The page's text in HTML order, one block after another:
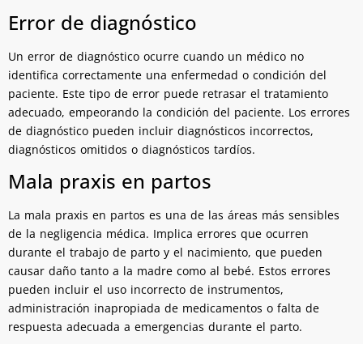
Error de diagnóstico
Un error de diagnóstico ocurre cuando un médico no
identifica correctamente una enfermedad o condición del
paciente. Este tipo de error puede retrasar el tratamiento
adecuado, empeorando la condición del paciente. Los errores
de diagnóstico pueden incluir diagnósticos incorrectos,
diagnósticos omitidos o diagnósticos tardíos.
Mala praxis en partos
La mala praxis en partos es una de las áreas más sensibles
de la negligencia médica. Implica errores que ocurren
durante el trabajo de parto y el nacimiento, que pueden
causar daño tanto a la madre como al bebé. Estos errores
pueden incluir el uso incorrecto de instrumentos,
administración inapropiada de medicamentos o falta de
respuesta adecuada a emergencias durante el parto.